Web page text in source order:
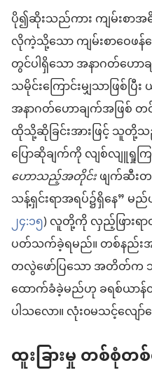
ပို၍ဆိုးသည်ကား ကျမ်းစာအ
လိုကဲ့သို့သော ကျမ်းစာဝေဖန်
တွင်ပါရှိသော အနာဂတ်ဟေ
သမိုင်းကြောင်းမျှသာဖြစ်ပ
အနာဂတ်ဟောချက်အဖြစ် တ
ထိုသို့ဆိုခြင်းအားဖြင့် သူ
ပြောဆိုချက်ကို လျစ်လျူရှုက
ဟောသည့်အတိုင်းဖျက်ဆီး
သန့်ရှင်းရာအရပ်၌ရှိနေ”
၂၄:၁၅) လူတို့ကို လှည့်ဖြားရ
ပတ်သက်ခဲ့ရမည်။ တစ်နည်းအ
တလွဲဖော်ပြသော အတိတ်က သ
ထောက်ခံခဲ့မည်ဟု ခရစ်ယာန်
ပါသလော။ လုံး၀မသင့်လျော်
ထူးခြားမှု တစ်စုံတ